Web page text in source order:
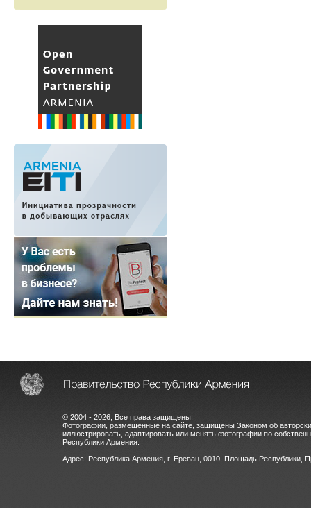
© 2004 - 2026, Все права защищены.
Фотографии, размещенные на сайте, защищены Законом об
иллюстрировать, адаптировать или менять фотографии по
Республики Армения.
Адрес: Республика Армения, г. Ереван, 0010, Площадь Республики,